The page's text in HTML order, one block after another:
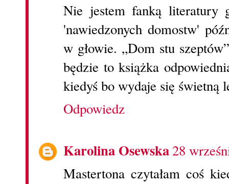
Nie jestem fanką literatury
'nawiedzonych domostw'
w głowie. „Dom stu
będzie to książka
kiedyś bo wydaje się świetną
Odpowiedz
Karolina Osewska28
Mastertona czytałam coś